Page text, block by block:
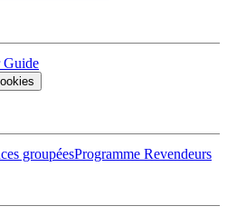
Guide
groupéesProgramme Revendeurs